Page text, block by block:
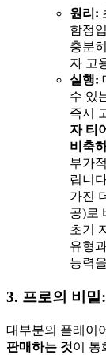
원리:
함정
충분
자 고
실행:
수 있
즉시
자 티
비축
부가
립니
가진
공)로
초기
유형
능력
3. 프로의 비
대부분의 플레이
판매하는 것이 통